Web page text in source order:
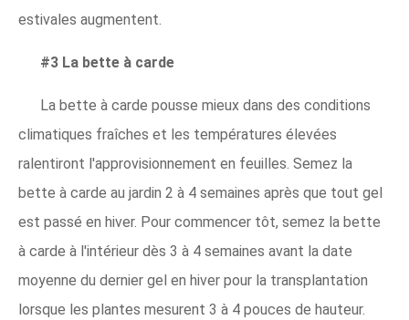
estivales augmentent.
#3 La bette à carde
La bette à carde pousse mieux dans des conditions
climatiques fraîches et les températures élevées
ralentiront l'approvisionnement en feuilles. Semez la
bette à carde au jardin 2 à 4 semaines après que tout gel
est passé en hiver. Pour commencer tôt, semez la bette
à carde à l'intérieur dès 3 à 4 semaines avant la date
moyenne du dernier gel en hiver pour la transplantation
lorsque les plantes mesurent 3 à 4 pouces de hauteur.